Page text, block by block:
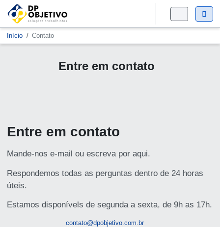
Início Contato
Entre em contato
Entre em contato
Mande-nos e-mail ou escreva por aqui.
Respondemos todas as perguntas dentro de 24 horas
úteis.
Estamos disponívels de segunda a sexta, de 9h as 17h.
contato@dpobjetivo.com.br